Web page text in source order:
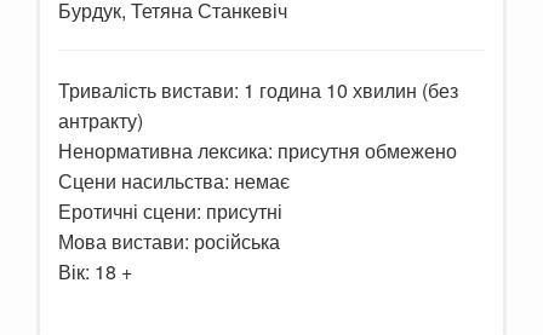
Бурдук, Тетяна Станкевіч
Тривалість вистави: 1 година 10 хвилин (без
антракту)
Ненормативна лексика: присутня обмежено
Сцени насильства: немає
Еротичні сцени: присутні
Мова вистави: російська
Вік: 18 +